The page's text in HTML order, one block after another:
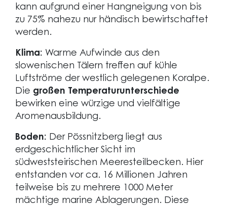
kann aufgrund einer Hangneigung von bis
zu 75% nahezu nur händisch bewirtschaftet
werden.
Klima: Warme Aufwinde aus den
slowenischen Tälern treffen auf kühle
Luftströme der westlich gelegenen Koralpe.
Die großen Temperaturunterschiede
bewirken eine würzige und vielfältige
Aromenausbildung.
Boden: Der Pössnitzberg liegt aus
erdgeschichtlicher Sicht im
südweststeirischen Meeresteilbecken. Hier
entstanden vor ca. 16 Millionen Jahren
teilweise bis zu mehrere 1000 Meter
mächtige marine Ablagerungen. Diese